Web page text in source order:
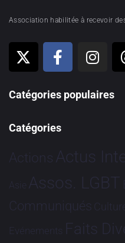
Association habilitée à recevoir
Catégories populaires
Catégories
Actions Actus
Asie Assos. LGBT
Communiqués Culture
Evénements Faits